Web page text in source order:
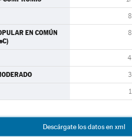
8
EN COMÚN
8
4
3
1
Descárgate los datos en xml